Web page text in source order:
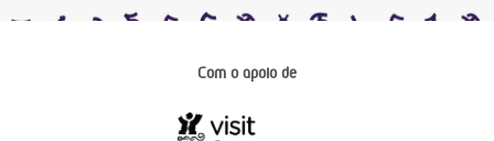
Com o apoio de